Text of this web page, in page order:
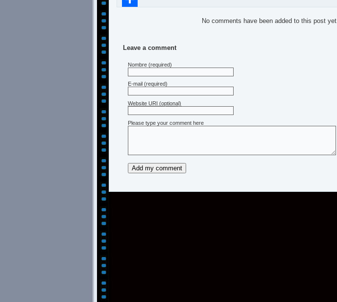
No comments have been added to this post yet.
Leave a comment
Nombre (required)
E-mail (required)
Website URI (optional)
Please type your comment here